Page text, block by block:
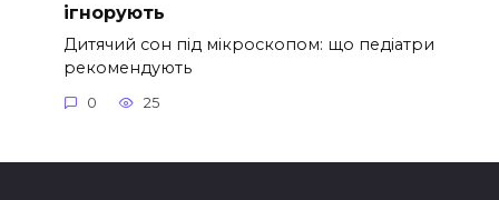
ігнорують
Дитячий сон під мікроскопом: що педіатри
рекомендують
0 25